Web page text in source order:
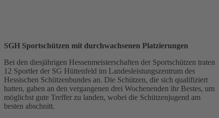
SGH Sportschützen mit durchwachsenen Platzierungen
Bei den diesjährigen Hessenmeisterschaften der Sportschützen traten
12 Sportler der SG Hüttenfeld im Landesleistungszentrum des
Hessischen Schützenbundes an. Die Schützen, die sich qualifiziert
hatten, gaben an den vergangenen drei Wochenenden ihr Bestes, um
möglichst gute Treffer zu landen, wobei die Schützenjugend am
besten abschnitt.